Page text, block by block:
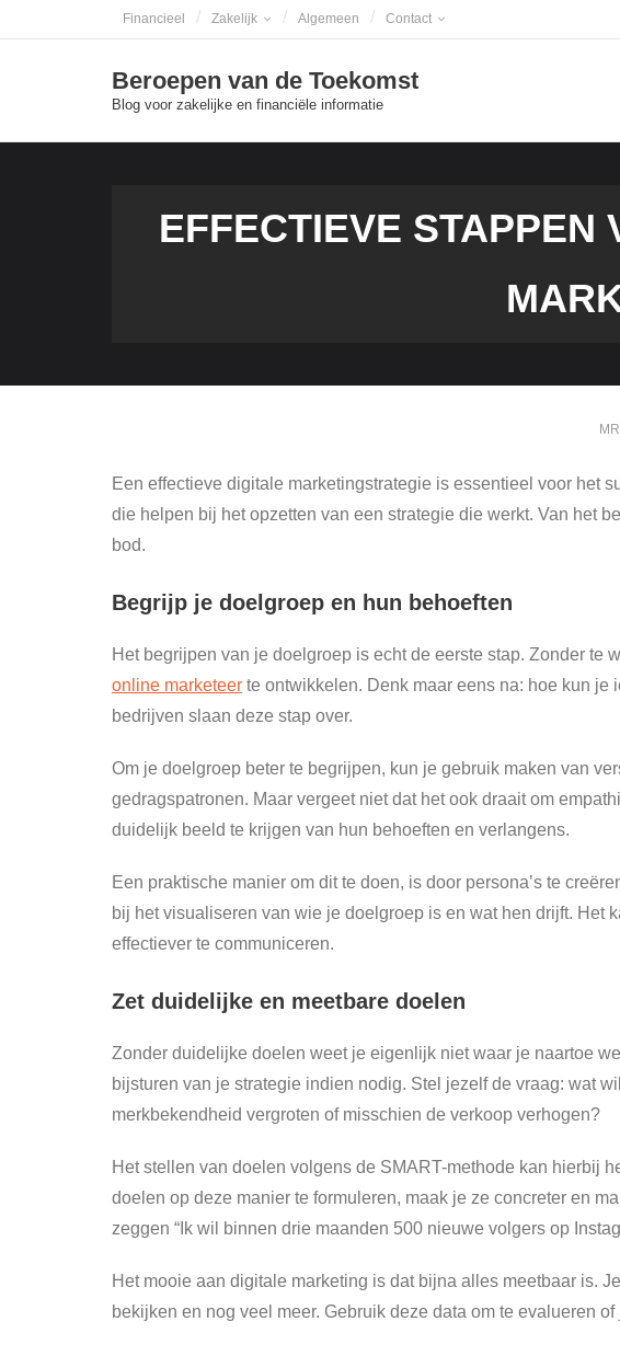
to
Financieel Zakelijk Algemeen Contact
Beroepen van de Toekomst
Blog voor zakelijke en financiële informatie
EFFECTIEVE STAPPEN
Een effectieve digitale marketingstrategie is essentieel voor het
die helpen bij het opzetten van een strategie die werkt. Van het
bod.
Begrijp je doelgroep en hun behoeften
Het begrijpen van je doelgroep is echt de eerste stap. Zonder
online marketeer te ontwikkelen. Denk maar eens na: hoe kun je
bedrijven slaan deze stap over.
Om je doelgroep beter te begrijpen, kun je gebruik maken van
gedragspatronen. Maar vergeet niet dat het ook draait om
duidelijk beeld te krijgen van hun behoeften en verlangens.
Een praktische manier om dit te doen, is door persona’s te
bij het visualiseren van wie je doelgroep is en wat hen drijft. Het
effectiever te communiceren.
Zet duidelijke en meetbare doelen
Zonder duidelijke doelen weet je eigenlijk niet waar je naartoe
bijsturen van je strategie indien nodig. Stel jezelf de vraag: wat
merkbekendheid vergroten of misschien de verkoop verhogen?
Het stellen van doelen volgens de SMART-methode kan hierbij
doelen op deze manier te formuleren, maak je ze concreter en
zeggen “Ik wil binnen drie maanden 500 nieuwe volgers op
Het mooie aan digitale marketing is dat bijna alles meetbaar is.
bekijken en nog veel meer. Gebruik deze data om te evalueren